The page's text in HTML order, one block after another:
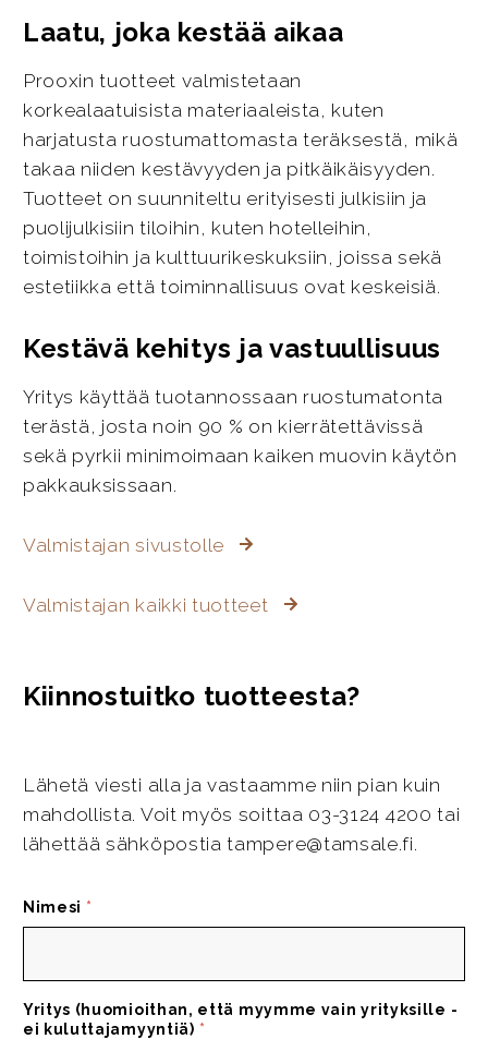
Laatu, joka kestää aikaa
Prooxin tuotteet valmistetaan
korkealaatuisista materiaaleista, kuten
harjatusta ruostumattomasta teräksestä, mikä
takaa niiden kestävyyden ja pitkäikäisyyden.
Tuotteet on suunniteltu erityisesti julkisiin ja
puolijulkisiin tiloihin, kuten hotelleihin,
toimistoihin ja kulttuurikeskuksiin, joissa sekä
estetiikka että toiminnallisuus ovat keskeisiä.
Kestävä kehitys ja vastuullisuus
Yritys käyttää tuotannossaan ruostumatonta
terästä, josta noin 90 % on kierrätettävissä
sekä pyrkii minimoimaan kaiken muovin käytön
pakkauksissaan.
Valmistajan sivustolle
Valmistajan kaikki tuotteet
Kiinnostuitko tuotteesta?
Lähetä viesti alla ja vastaamme niin pian kuin
mahdollista. Voit myös soittaa 03-3124 4200 tai
lähettää sähköpostia tampere@tamsale.fi.
Nimesi *
Yritys (huomioithan, että myymme vain yrityksille -
ei kuluttajamyyntiä) *